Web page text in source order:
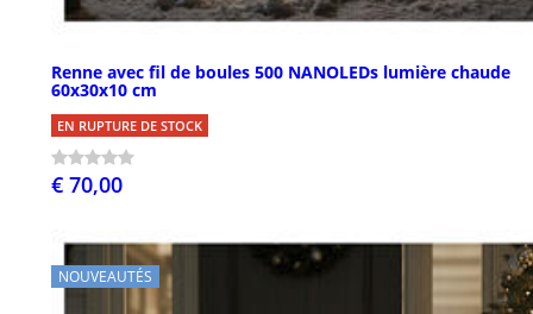
Renne avec fil de boules 500 NANOLEDs lumière chaude
60x30x10 cm
EN RUPTURE DE STOCK
€ 70,00
NOUVEAUTÉS